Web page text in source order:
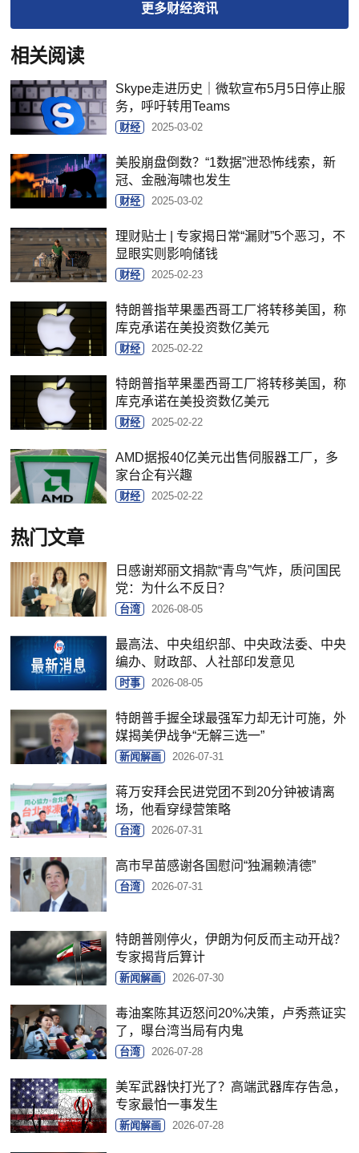
更多财经资讯
相关阅读
Skype走进历史｜微软宣布5月5日停止服
务，呼吁转用Teams
财经 2025-03-02
美股崩盘倒数？“1数据”泄恐怖线索，新
冠、金融海啸也发生
财经 2025-03-02
理财贴士 | 专家揭日常“漏财”5个恶习，不
显眼实则影响储钱
财经 2025-02-23
特朗普指苹果墨西哥工厂将转移美国，称
库克承诺在美投资数亿美元
财经 2025-02-22
特朗普指苹果墨西哥工厂将转移美国，称
库克承诺在美投资数亿美元
财经 2025-02-22
AMD据报40亿美元出售伺服器工厂，多
家台企有兴趣
财经 2025-02-22
热门文章
日感谢郑丽文捐款“青鸟”气炸，质问国民
党：为什么不反日？
台湾 2026-08-05
最高法、中央组织部、中央政法委、中央
编办、财政部、人社部印发意见
时事 2026-08-05
特朗普手握全球最强军力却无计可施，外
媒揭美伊战争“无解三选一”
新闻解画 2026-07-31
蒋万安拜会民进党团不到20分钟被请离
场，他看穿绿营策略
台湾 2026-07-31
高市早苗感谢各国慰问“独漏赖清德”
台湾 2026-07-31
特朗普刚停火，伊朗为何反而主动开战？
专家揭背后算计
新闻解画 2026-07-30
毒油案陈其迈怒问20%决策，卢秀燕证实
了，曝台湾当局有内鬼
台湾 2026-07-28
美军武器快打光了？高端武器库存告急，
专家最怕一事发生
新闻解画 2026-07-28